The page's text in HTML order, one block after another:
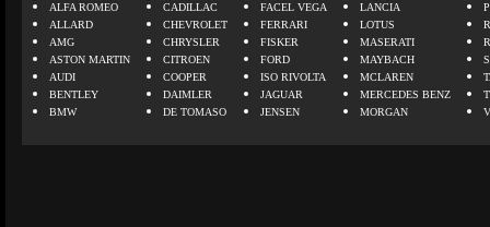
ALFA ROMEO
ALLARD
AMG
ASTON MARTIN
AUDI
BENTLEY
BMW
CADILLAC
CHEVROLET
CHRYSLER
CITROEN
COOPER
DAIMLER
DE TOMASO
FACEL VEGA
FERRARI
FISKER
FORD
ISO RIVOLTA
JAGUAR
JENSEN
LANCIA
LOTUS
MASERATI
MAYBACH
MCLAREN
MERCEDES BENZ
MORGAN